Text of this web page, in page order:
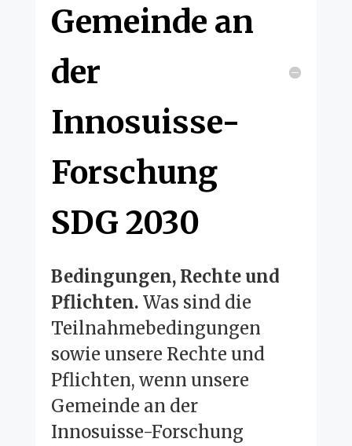
Gemeinde an
der
Innosuisse-
Forschung
SDG 2030
Bedingungen, Rechte und
Pflichten. Was sind die
Teilnahmebedingungen
sowie unsere Rechte und
Pflichten, wenn unsere
Gemeinde an der
Innosuisse-Forschung